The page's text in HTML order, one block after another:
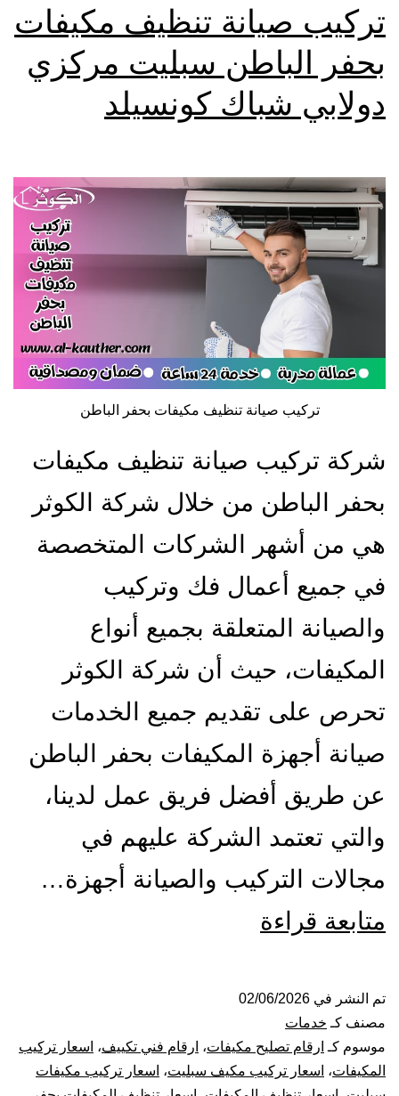
تركيب صيانة تنظيف مكيفات
بحفر الباطن سبليت مركزي
دولابي شباك كونسيلد
تركيب صيانة تنظيف مكيفات بحفر الباطن
شركة تركيب صيانة تنظيف مكيفات
بحفر الباطن من خلال شركة الكوثر
هي من أشهر الشركات المتخصصة
في جميع أعمال فك وتركيب
والصيانة المتعلقة بجميع أنواع
المكيفات، حيث أن شركة الكوثر
تحرص على تقديم جميع الخدمات
صيانة أجهزة المكيفات بحفر الباطن
عن طريق أفضل فريق عمل لدينا،
والتي تعتمد الشركة عليهم في
مجالات التركيب والصيانة أجهزة…
متابعة قراءة
تنظيف
مكيفات
بحفر
تم النشر في 02/06/2026
مصنف كـ خدمات
موسوم كـ ارقام تصليح مكيفات، ارقام فني تكييف، اسعار تركيب
المكيفات، اسعار تركيب مكيف سبليت، اسعار تركيب مكيفات